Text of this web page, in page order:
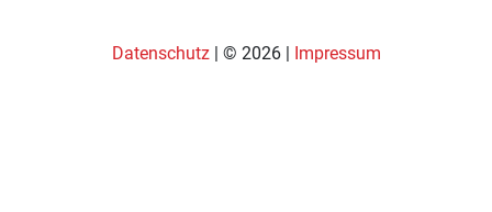
Datenschutz | © 2026 | Impressum